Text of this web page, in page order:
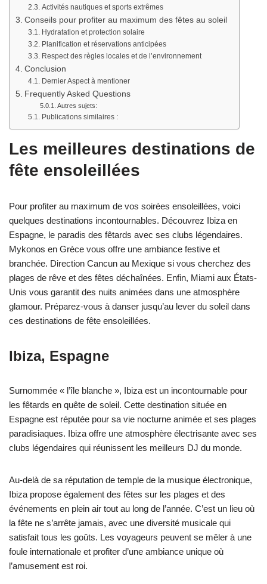
Activités nautiques et sports extrêmes
Conseils pour profiter au maximum des fêtes au soleil
Hydratation et protection solaire
Planification et réservations anticipées
Respect des règles locales et de l’environnement
Conclusion
Dernier Aspect à mentioner
Frequently Asked Questions
Autres sujets:
Publications similaires :
Les meilleures destinations de
fête ensoleillées
Pour profiter au maximum de vos soirées ensoleillées, voici
quelques destinations incontournables. Découvrez Ibiza en
Espagne, le paradis des fêtards avec ses clubs légendaires.
Mykonos en Grèce vous offre une ambiance festive et
branchée. Direction Cancun au Mexique si vous cherchez des
plages de rêve et des fêtes déchaînées. Enfin, Miami aux États-
Unis vous garantit des nuits animées dans une atmosphère
glamour. Préparez-vous à danser jusqu’au lever du soleil dans
ces destinations de fête ensoleillées.
Ibiza, Espagne
Surnommée « l’île blanche », Ibiza est un incontournable pour
les fêtards en quête de soleil. Cette destination située en
Espagne est réputée pour sa vie nocturne animée et ses plages
paradisiaques. Ibiza offre une atmosphère électrisante avec ses
clubs légendaires qui réunissent les meilleurs DJ du monde.
Au-delà de sa réputation de temple de la musique électronique,
Ibiza propose également des fêtes sur les plages et des
événements en plein air tout au long de l’année. C’est un lieu où
la fête ne s’arrête jamais, avec une diversité musicale qui
satisfait tous les goûts. Les voyageurs peuvent se mêler à une
foule internationale et profiter d’une ambiance unique où
l’amusement est roi.